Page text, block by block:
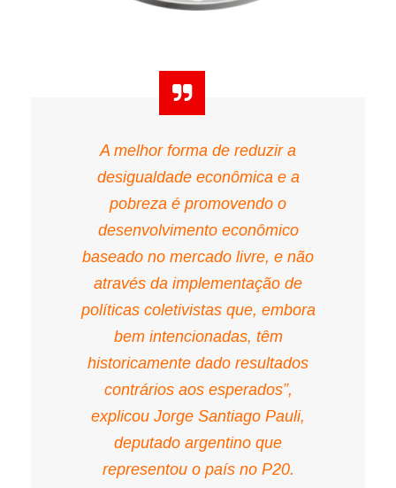
A melhor forma de reduzir a
desigualdade econômica e a
pobreza é promovendo o
desenvolvimento econômico
baseado no mercado livre, e não
através da implementação de
políticas coletivistas que, embora
bem intencionadas, têm
historicamente dado resultados
contrários aos esperados”,
explicou Jorge Santiago Pauli,
deputado argentino que
representou o país no P20.